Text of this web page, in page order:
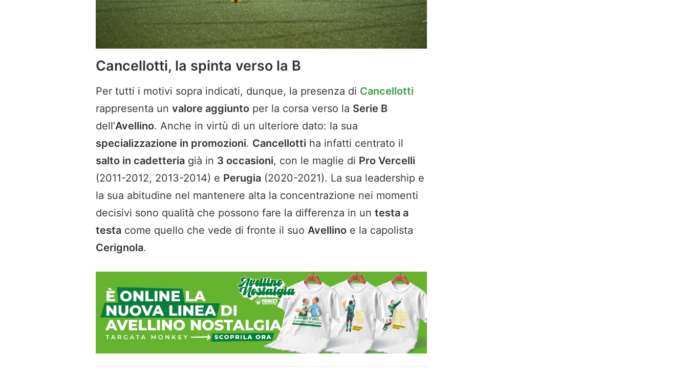
Cancellotti, la spinta verso la B
Per tutti i motivi sopra indicati, dunque, la presenza di Cancellotti
rappresenta un valore aggiunto per la corsa verso la Serie B
dell’Avellino. Anche in virtù di un ulteriore dato: la sua
specializzazione in promozioni. Cancellotti ha infatti centrato il
salto in cadetteria già in 3 occasioni, con le maglie di Pro Vercelli
(2011-2012, 2013-2014) e Perugia (2020-2021). La sua leadership e
la sua abitudine nel mantenere alta la concentrazione nei momenti
decisivi sono qualità che possono fare la differenza in un testa a
testa come quello che vede di fronte il suo Avellino e la capolista
Cerignola.